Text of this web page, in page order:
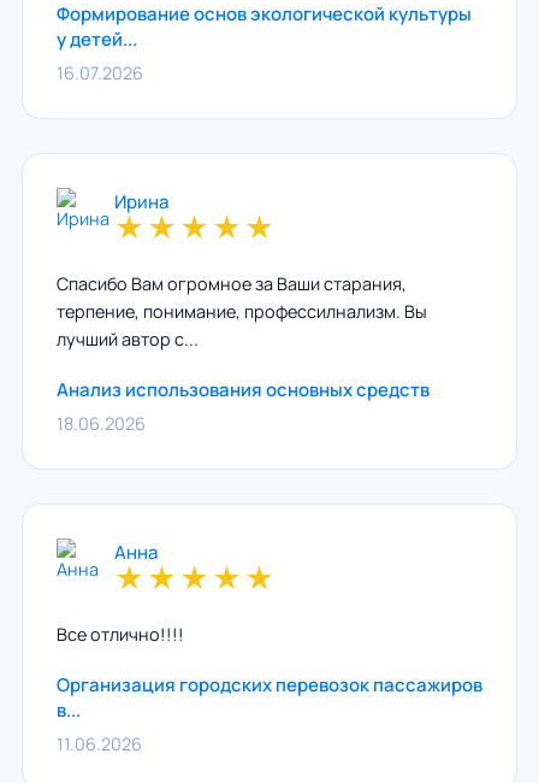
Формирование основ экологической культуры
у детей...
16.07.2026
Ирина
★★★★★
Спасибо Вам огромное за Ваши старания,
терпение, понимание, профессилнализм. Вы
лучший автор с...
Анализ использования основных средств
18.06.2026
Анна
★★★★★
Все отлично!!!!
Организация городских перевозок пассажиров
в...
11.06.2026